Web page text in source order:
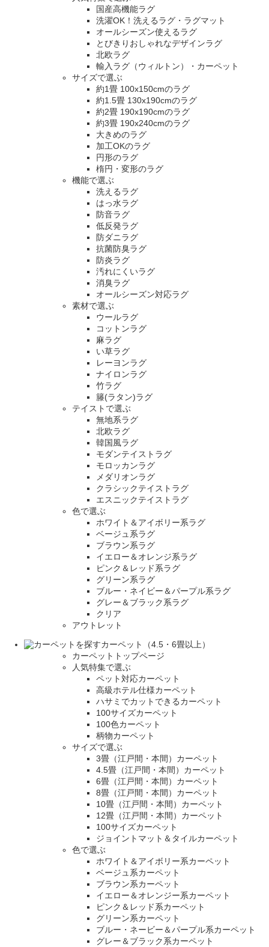
国産高機能ラグ
洗濯OK！洗えるラグ・ラグマット
オールシーズン使えるラグ
とびきりおしゃれなデザインラグ
北欧ラグ
輸入ラグ（ウィルトン）・カーペット
サイズで選ぶ
約1畳 100x150cmのラグ
約1.5畳 130x190cmのラグ
約2畳 190x190cmのラグ
約3畳 190x240cmのラグ
大きめのラグ
加工OKのラグ
円形のラグ
楕円・変形のラグ
機能で選ぶ
洗えるラグ
はっ水ラグ
防音ラグ
低反発ラグ
防ダニラグ
抗菌防臭ラグ
防炎ラグ
汚れにくいラグ
消臭ラグ
オールシーズン対応ラグ
素材で選ぶ
ウールラグ
コットンラグ
麻ラグ
い草ラグ
レーヨンラグ
ナイロンラグ
竹ラグ
籐(ラタン)ラグ
テイストで選ぶ
無地系ラグ
北欧ラグ
韓国風ラグ
モダンテイストラグ
モロッカンラグ
メダリオンラグ
クラシックテイストラグ
エスニックテイストラグ
色で選ぶ
ホワイト＆アイボリー系ラグ
ベージュ系ラグ
ブラウン系ラグ
イエロー＆オレンジ系ラグ
ピンク＆レッド系ラグ
グリーン系ラグ
ブルー・ネイビー＆パープル系ラグ
グレー＆ブラック系ラグ
クリア
アウトレット
カーペット（4.5・6畳以上）
カーペットトップページ
人気特集で選ぶ
ペット対応カーペット
高級ホテル仕様カーペット
ハサミでカットできるカーペット
100サイズカーペット
100色カーペット
柄物カーペット
サイズで選ぶ
3畳（江戸間・本間）カーペット
4.5畳（江戸間・本間）カーペット
6畳（江戸間・本間）カーペット
8畳（江戸間・本間）カーペット
10畳（江戸間・本間）カーペット
12畳（江戸間・本間）カーペット
100サイズカーペット
ジョイントマット＆タイルカーペット
色で選ぶ
ホワイト＆アイボリー系カーペット
ベージュ系カーペット
ブラウン系カーペット
イエロー＆オレンジー系カーペット
ピンク＆レッド系カーペット
グリーン系カーペット
ブルー・ネービー＆パープル系カーペット
グレー＆ブラック系カーペット